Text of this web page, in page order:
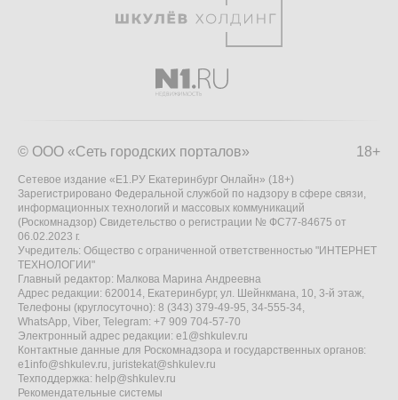
18+
© ООО «Сеть городских порталов»
Сетевое издание «Е1.РУ Екатеринбург Онлайн» (18+)
Зарегистрировано Федеральной службой по надзору в сфере связи,
информационных технологий и массовых коммуникаций
(Роскомнадзор) Свидетельство о регистрации № ФС77-84675 от
06.02.2023 г.
Учредитель: Общество с ограниченной ответственностью "ИНТЕРНЕТ
ТЕХНОЛОГИИ"
Главный редактор: Малкова Марина Андреевна
Адрес редакции: 620014, Екатеринбург, ул. Шейнкмана, 10, 3-й этаж,
Телефоны (круглосуточно): 8 (343) 379-49-95, 34-555-34,
WhatsApp, Viber, Telegram: +7 909 704-57-70
Электронный адрес редакции: e1@shkulev.ru
Контактные данные для Роскомнадзора и государственных органов:
e1info@shkulev.ru, juristekat@shkulev.ru
Техподдержка: help@shkulev.ru
Рекомендательные системы